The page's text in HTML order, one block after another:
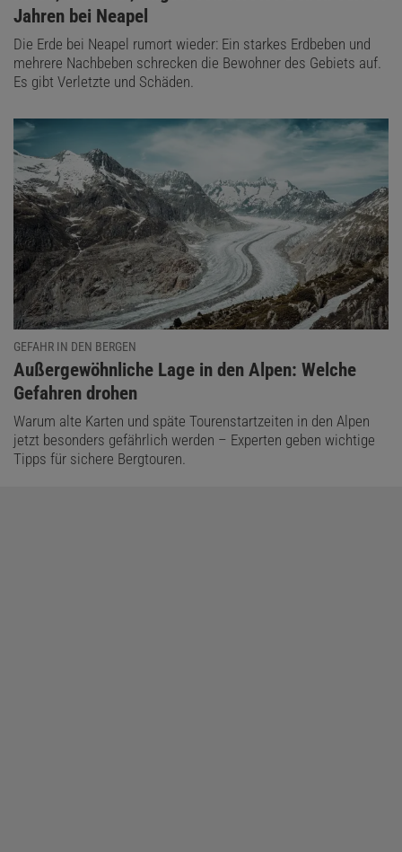
Jahren bei Neapel
Die Erde bei Neapel rumort wieder: Ein starkes Erdbeben und
mehrere Nachbeben schrecken die Bewohner des Gebiets auf.
Es gibt Verletzte und Schäden.
GEFAHR IN DEN BERGEN
:
Außergewöhnliche Lage in den Alpen: Welche
Gefahren drohen
Warum alte Karten und späte Tourenstartzeiten in den Alpen
jetzt besonders gefährlich werden – Experten geben wichtige
Tipps für sichere Bergtouren.